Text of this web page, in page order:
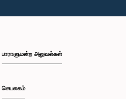
பாராளுமன்ற அலுவல்கள்
செயலகம்